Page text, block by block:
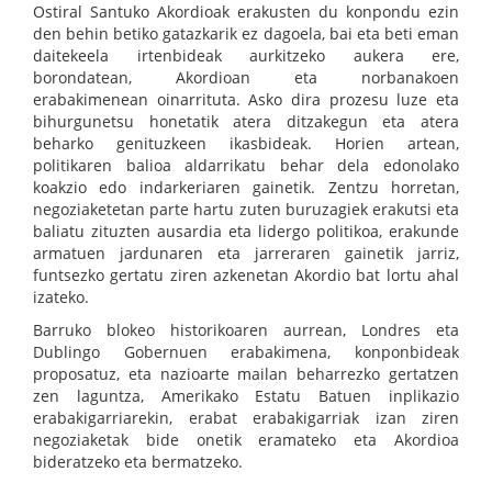
Ostiral Santuko Akordioak erakusten du konpondu ezin
den behin betiko gatazkarik ez dagoela, bai eta beti eman
daitekeela irtenbideak aurkitzeko aukera ere,
borondatean, Akordioan eta norbanakoen
erabakimenean oinarrituta. Asko dira prozesu luze eta
bihurgunetsu honetatik atera ditzakegun eta atera
beharko genituzkeen ikasbideak. Horien artean,
politikaren balioa aldarrikatu behar dela edonolako
koakzio edo indarkeriaren gainetik. Zentzu horretan,
negoziaketetan parte hartu zuten buruzagiek erakutsi eta
baliatu zituzten ausardia eta lidergo politikoa, erakunde
armatuen jardunaren eta jarreraren gainetik jarriz,
funtsezko gertatu ziren azkenetan Akordio bat lortu ahal
izateko.
Barruko blokeo historikoaren aurrean, Londres eta
Dublingo Gobernuen erabakimena, konponbideak
proposatuz, eta nazioarte mailan beharrezko gertatzen
zen laguntza, Amerikako Estatu Batuen inplikazio
erabakigarriarekin, erabat erabakigarriak izan ziren
negoziaketak bide onetik eramateko eta Akordioa
bideratzeko eta bermatzeko.